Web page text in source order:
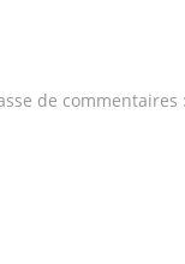
de commentaires